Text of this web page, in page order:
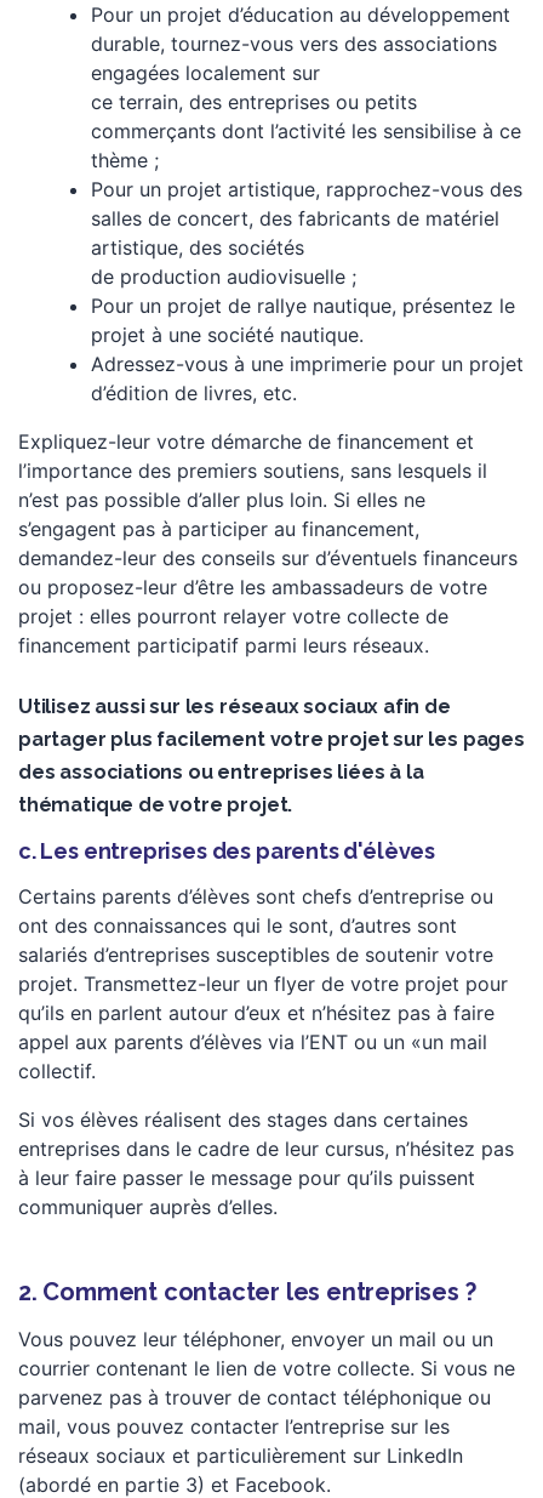
Pour un projet d’éducation au développement
durable, tournez-vous vers des associations
engagées localement sur
ce terrain, des entreprises ou petits
commerçants dont l’activité les sensibilise à ce
thème ;
Pour un projet artistique, rapprochez-vous des
salles de concert, des fabricants de matériel
artistique, des sociétés
de production audiovisuelle ;
Pour un projet de rallye nautique, présentez le
projet à une société nautique.
Adressez-vous à une imprimerie pour un projet
d’édition de livres, etc.
Expliquez-leur votre démarche de financement et
l’importance des premiers soutiens, sans lesquels il
n’est pas possible d’aller plus loin. Si elles ne
s’engagent pas à participer au financement,
demandez-leur des conseils sur d’éventuels financeurs
ou proposez-leur d’être les ambassadeurs de votre
projet : elles pourront relayer votre collecte de
financement participatif parmi leurs réseaux.
Utilisez aussi sur les réseaux sociaux afin de
partager plus facilement votre projet sur les pages
des associations ou entreprises liées à la
thématique de votre projet.
c. Les entreprises des parents d'élèves
Certains parents d’élèves sont chefs d’entreprise ou
ont des connaissances qui le sont, d’autres sont
salariés d’entreprises susceptibles de soutenir votre
projet. Transmettez-leur un flyer de votre projet pour
qu’ils en parlent autour d’eux et n’hésitez pas à faire
appel aux parents d’élèves via l’ENT ou un «un mail
collectif.
Si vos élèves réalisent des stages dans certaines
entreprises dans le cadre de leur cursus, n’hésitez pas
à leur faire passer le message pour qu’ils puissent
communiquer auprès d’elles.
2. Comment contacter les entreprises ?
Vous pouvez leur téléphoner, envoyer un mail ou un
courrier contenant le lien de votre collecte. Si vous ne
parvenez pas à trouver de contact téléphonique ou
mail, vous pouvez contacter l’entreprise sur les
réseaux sociaux et particulièrement sur LinkedIn
(abordé en partie 3) et Facebook.